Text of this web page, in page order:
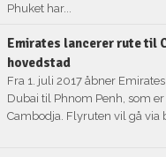
Phuket har...
Emirates lancerer rute til
hovedstad
Fra 1. juli 2017 åbner
Dubai til Phnom Penh, som
Cambodja. Flyruten vil gå via